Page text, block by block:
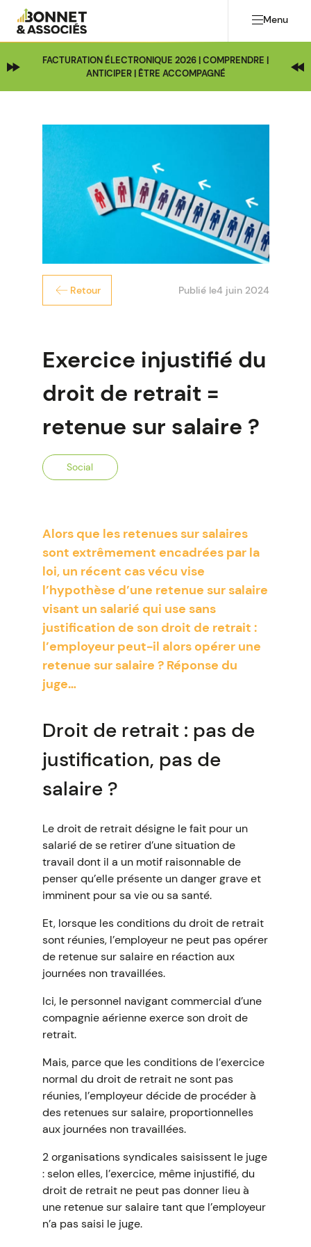
Menu
FACTURATION ÉLECTRONIQUE 2026 | COMPRENDRE |
ANTICIPER | ÊTRE ACCOMPAGNÉ
Retour Publié le4 juin 2024
Exercice injustifié du
droit de retrait =
retenue sur salaire ?
Social
Alors que les retenues sur salaires
sont extrêmement encadrées par la
loi, un récent cas vécu vise
l’hypothèse d’une retenue sur salaire
visant un salarié qui use sans
justification de son droit de retrait :
l’employeur peut-il alors opérer une
retenue sur salaire ? Réponse du
juge…
Droit de retrait : pas de
justification, pas de
salaire ?
Le droit de retrait désigne le fait pour un
salarié de se retirer d’une situation de
travail dont il a un motif raisonnable de
penser qu’elle présente un danger grave et
imminent pour sa vie ou sa santé.
Et, lorsque les conditions du droit de retrait
sont réunies, l’employeur ne peut pas opérer
de retenue sur salaire en réaction aux
journées non travaillées.
Ici, le personnel navigant commercial d’une
compagnie aérienne exerce son droit de
retrait.
Mais, parce que les conditions de l’exercice
normal du droit de retrait ne sont pas
réunies, l’employeur décide de procéder à
des retenues sur salaire, proportionnelles
aux journées non travaillées.
2 organisations syndicales saisissent le juge
: selon elles, l’exercice, même injustifié, du
droit de retrait ne peut pas donner lieu à
une retenue sur salaire tant que l’employeur
n’a pas saisi le juge.